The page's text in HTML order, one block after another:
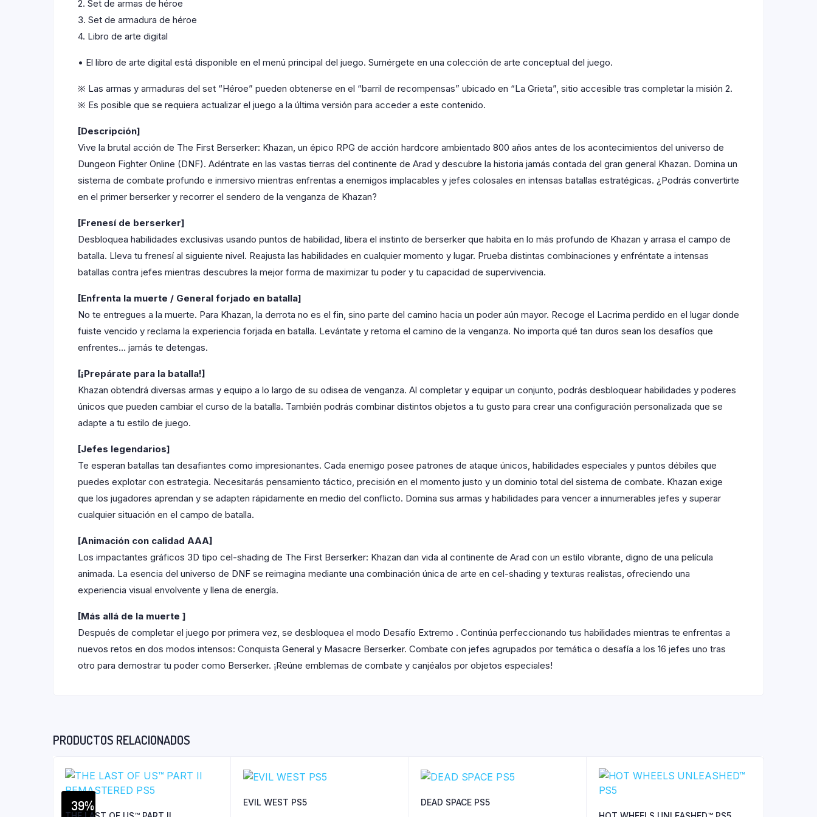
2. Set de armas de héroe
3. Set de armadura de héroe
4. Libro de arte digital
• El libro de arte digital está disponible en el menú principal del juego. Sumérgete en una colección de arte conceptual del juego.
※ Las armas y armaduras del set “Héroe” pueden obtenerse en el “barril de recompensas” ubicado en “La Grieta”, sitio accesible tras completar la misión 2.
※ Es posible que se requiera actualizar el juego a la última versión para acceder a este contenido.
[Descripción]
Vive la brutal acción de The First Berserker: Khazan, un épico RPG de acción hardcore ambientado 800 años antes de los acontecimientos del universo de
Dungeon Fighter Online (DNF). Adéntrate en las vastas tierras del continente de Arad y descubre la historia jamás contada del gran general Khazan. Domina un
sistema de combate profundo e inmersivo mientras enfrentas a enemigos implacables y jefes colosales en intensas batallas estratégicas. ¿Podrás convertirte
en el primer berserker y recorrer el sendero de la venganza de Khazan?
[Frenesí de berserker]
Desbloquea habilidades exclusivas usando puntos de habilidad, libera el instinto de berserker que habita en lo más profundo de Khazan y arrasa el campo de
batalla. Lleva tu frenesí al siguiente nivel. Reajusta las habilidades en cualquier momento y lugar. Prueba distintas combinaciones y enfréntate a intensas
batallas contra jefes mientras descubres la mejor forma de maximizar tu poder y tu capacidad de supervivencia.
[Enfrenta la muerte / General forjado en batalla]
No te entregues a la muerte. Para Khazan, la derrota no es el fin, sino parte del camino hacia un poder aún mayor. Recoge el Lacrima perdido en el lugar donde
fuiste vencido y reclama la experiencia forjada en batalla. Levántate y retoma el camino de la venganza. No importa qué tan duros sean los desafíos que
enfrentes… jamás te detengas.
[¡Prepárate para la batalla!]
Khazan obtendrá diversas armas y equipo a lo largo de su odisea de venganza. Al completar y equipar un conjunto, podrás desbloquear habilidades y poderes
únicos que pueden cambiar el curso de la batalla. También podrás combinar distintos objetos a tu gusto para crear una configuración personalizada que se
adapte a tu estilo de juego.
[Jefes legendarios]
Te esperan batallas tan desafiantes como impresionantes. Cada enemigo posee patrones de ataque únicos, habilidades especiales y puntos débiles que
puedes explotar con estrategia. Necesitarás pensamiento táctico, precisión en el momento justo y un dominio total del sistema de combate. Khazan exige
que los jugadores aprendan y se adapten rápidamente en medio del conflicto. Domina sus armas y habilidades para vencer a innumerables jefes y superar
cualquier situación en el campo de batalla.
[Animación con calidad AAA]
Los impactantes gráficos 3D tipo cel-shading de The First Berserker: Khazan dan vida al continente de Arad con un estilo vibrante, digno de una película
animada. La esencia del universo de DNF se reimagina mediante una combinación única de arte en cel-shading y texturas realistas, ofreciendo una
experiencia visual envolvente y llena de energía.
[Más allá de la muerte ]
Después de completar el juego por primera vez, se desbloquea el modo Desafío Extremo . Continúa perfeccionando tus habilidades mientras te enfrentas a
nuevos retos en dos modos intensos: Conquista General y Masacre Berserker. Combate con jefes agrupados por temática o desafía a los 16 jefes uno tras
otro para demostrar tu poder como Berserker. ¡Reúne emblemas de combate y canjéalos por objetos especiales!
PRODUCTOS RELACIONADOS
39% EVIL WEST PS5 DEAD SPACE PS5